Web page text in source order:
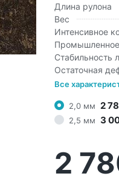
Длина рулона
Вес
Интенсивное
Промышленное
Стабильность
Остаточная
Все
2,0 мм 2
2,5 мм
3
2